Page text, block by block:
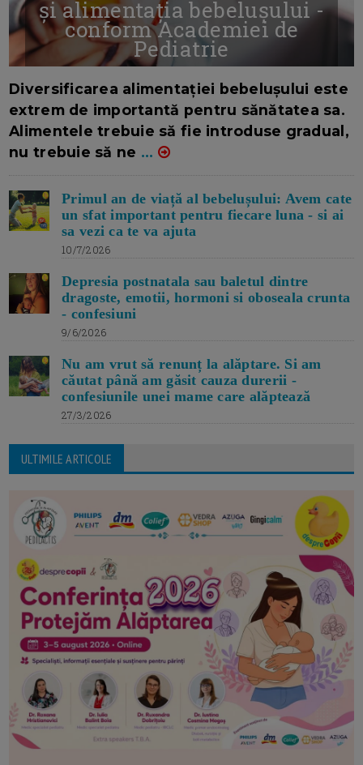
și alimentația bebelușului -
conform Academiei de
Pediatrie
Diversificarea alimentației bebelușului este
extrem de importantă pentru sănătatea sa.
Alimentele trebuie să fie introduse gradual,
nu trebuie să ne ...
Primul an de viață al bebelușului: Avem cate
un sfat important pentru fiecare luna - si ai
sa vezi ca te va ajuta
10/7/2026
Depresia postnatala sau baletul dintre
dragoste, emotii, hormoni si oboseala crunta
- confesiuni
9/6/2026
Nu am vrut să renunț la alăptare. Si am
căutat până am găsit cauza durerii -
confesiunile unei mame care alăptează
27/3/2026
ULTIMILE ARTICOLE